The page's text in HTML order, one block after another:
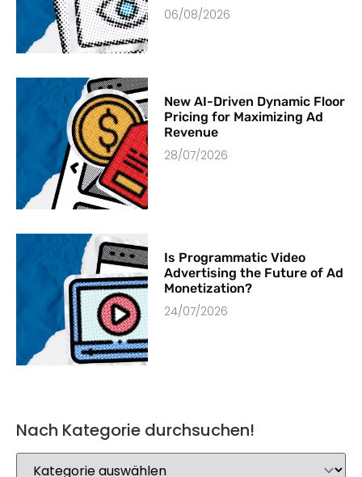
06/08/2026
New AI-Driven Dynamic Floor
Pricing for Maximizing Ad
Revenue
28/07/2026
Is Programmatic Video
Advertising the Future of Ad
Monetization?
24/07/2026
Nach Kategorie durchsuchen!